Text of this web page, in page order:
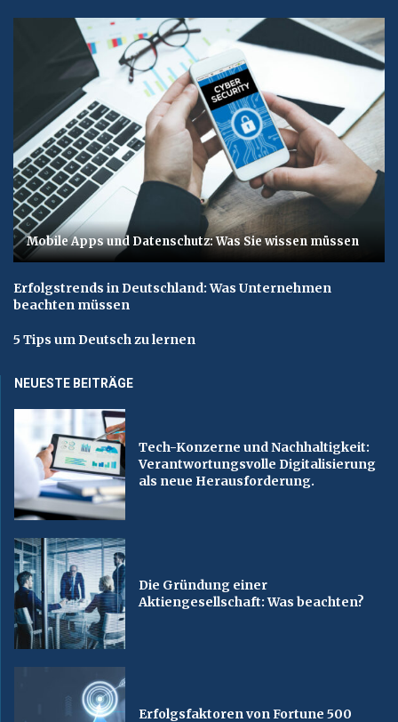
Mobile Apps und Datenschutz: Was Sie wissen müssen
Erfolgstrends in Deutschland: Was Unternehmen
beachten müssen
5 Tips um Deutsch zu lernen
NEUESTE BEITRÄGE
Tech-Konzerne und Nachhaltigkeit:
Verantwortungsvolle Digitalisierung
als neue Herausforderung.
Die Gründung einer
Aktiengesellschaft: Was beachten?
Erfolgsfaktoren von Fortune 500